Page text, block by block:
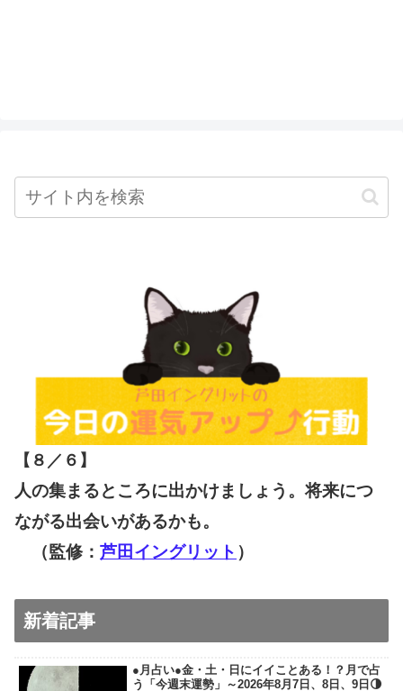
【８／６ 】
人の集まるところに出かけましょう。将来につ
ながる出会いがあるかも。
（監修： 芦田イングリット ）
新着記事
●月占い●金・土・日にイイことある！？月で占
う「今週末運勢」～2026年8月7日、8日、9日🌗